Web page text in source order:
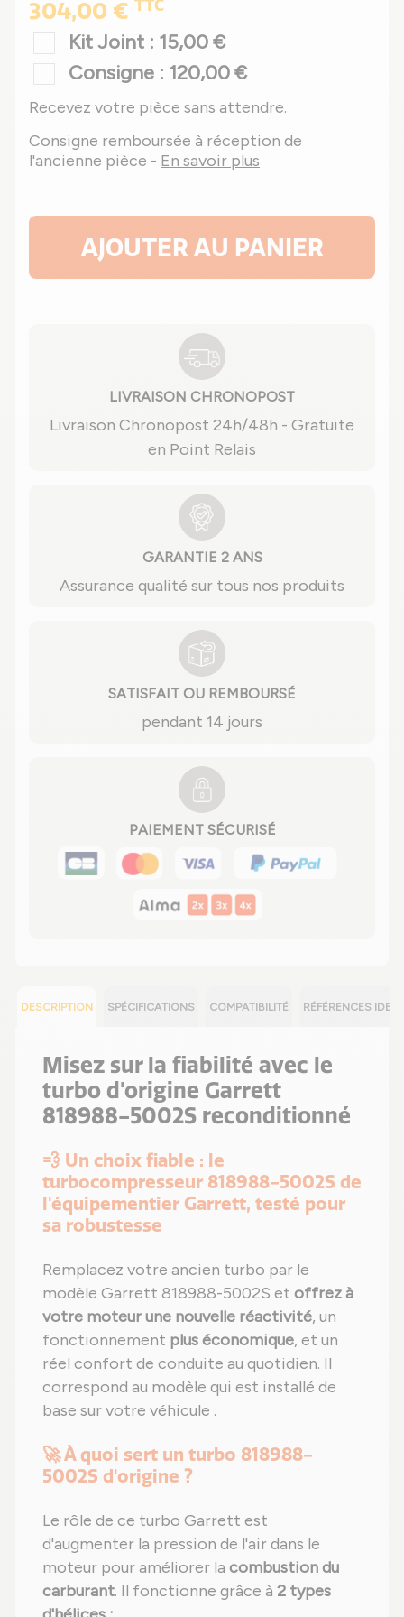
304,00 € TTC
Kit Joint : 15,00 €
Consigne : 120,00 €
Recevez votre pièce sans attendre.
Consigne remboursée à réception de
l'ancienne pièce - En savoir plus
AJOUTER AU PANIER
LIVRAISON CHRONOPOST
Livraison Chronopost 24h/48h - Gratuite
en Point Relais
GARANTIE 2 ANS
Assurance qualité sur tous nos produits
SATISFAIT OU REMBOURSÉ
pendant 14 jours
PAIEMENT SÉCURISÉ
DESCRIPTION SPÉCIFICATIONS COMPATIBILITÉ RÉFÉRENCES
Misez sur la fiabilité avec le
turbo d'origine Garrett
818988-5002S reconditionné
💨 Un choix fiable : le
turbocompresseur 818988-5002S de
l'équipementier Garrett, testé pour
sa robustesse
Remplacez votre ancien turbo par le
modèle Garrett 818988-5002S et offrez à
votre moteur une nouvelle réactivité, un
fonctionnement plus économique, et un
réel confort de conduite au quotidien. Il
correspond au modèle qui est installé de
base sur votre véhicule .
🚀 À quoi sert un turbo 818988-
5002S d'origine ?
Le rôle de ce turbo Garrett est
d'augmenter la pression de l'air dans le
moteur pour améliorer la combustion du
carburant. Il fonctionne grâce à 2 types